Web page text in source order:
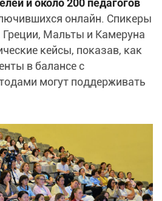
и около 200 педагогов
онлайн. Спикеры
Греции, Мальты и Камеруна
кейсы, показав, как
в балансе с
могут поддерживать